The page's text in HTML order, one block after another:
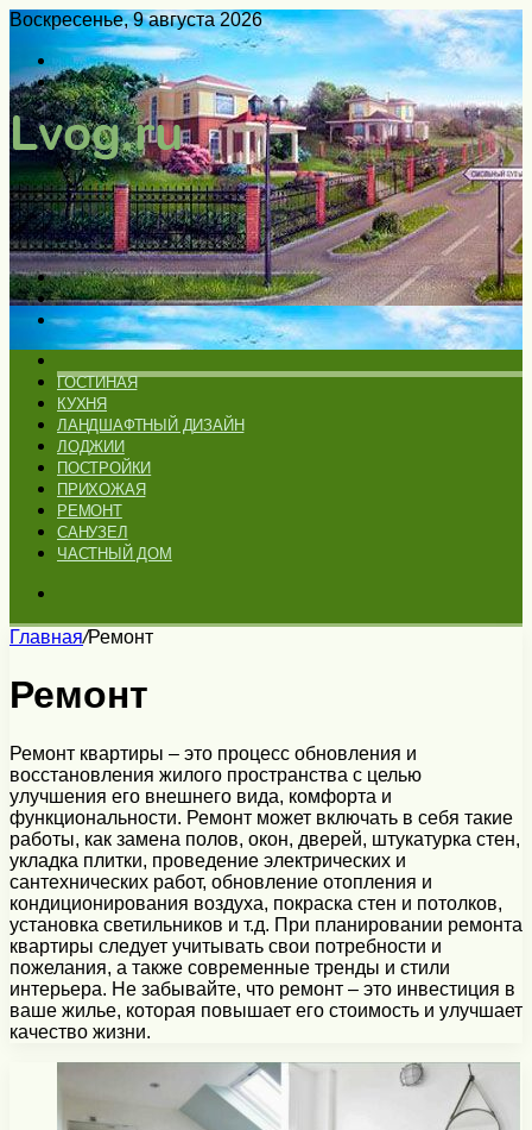
Воскресенье, 9 августа 2026
Войти
Switch
skin
Меню
Искать
Switch
skin
ГОСТИНАЯ
КУХНЯ
ЛАНДШАФТНЫЙ ДИЗАЙН
ЛОДЖИИ
ПОСТРОЙКИ
ПРИХОЖАЯ
РЕМОНТ
САНУЗЕЛ
ЧАСТНЫЙ ДОМ
Главная/Ремонт
Ремонт
Ремонт квартиры – это процесс обновления и
восстановления жилого пространства с целью
улучшения его внешнего вида, комфорта и
функциональности. Ремонт может включать в себя такие
работы, как замена полов, окон, дверей, штукатурка стен,
укладка плитки, проведение электрических и
сантехнических работ, обновление отопления и
кондиционирования воздуха, покраска стен и потолков,
установка светильников и т.д. При планировании ремонта
квартиры следует учитывать свои потребности и
пожелания, а также современные тренды и стили
интерьера. Не забывайте, что ремонт – это инвестиция в
ваше жилье, которая повышает его стоимость и улучшает
качество жизни.